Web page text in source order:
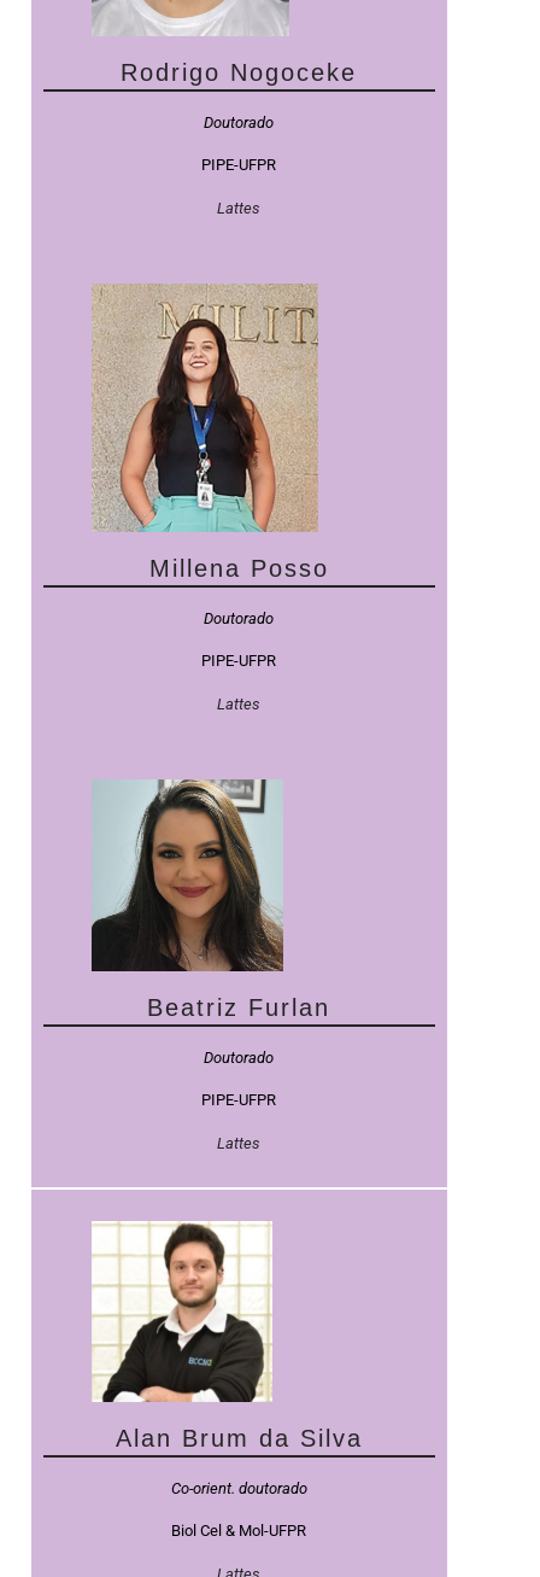
Rodrigo Nogoceke
Doutorado
PIPE-UFPR
Lattes
Millena Posso
Doutorado
PIPE-UFPR
Lattes
Beatriz Furlan
Doutorado
PIPE-UFPR
Lattes
Alan Brum da Silva
Co-orient. doutorado
Biol Cel & Mol-UFPR